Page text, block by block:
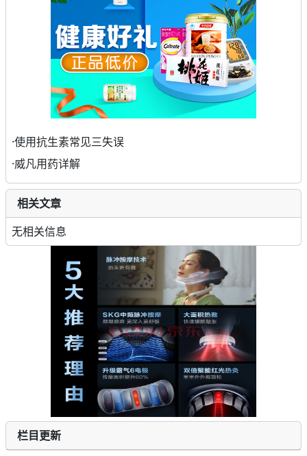
·使用抗生素常见三失误
·威凡用药详解
相关文章
无相关信息
栏目更新